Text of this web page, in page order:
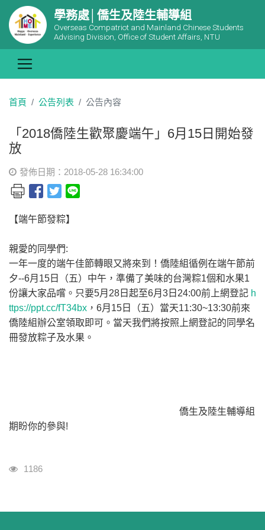
學務處│僑生及陸生輔導組
Overseas Compatriot and Mainland Chinese Students
Advising Division, Office of Student Affairs, NTU
首頁 公告列表 公告內容
「2018僑陸生歡聚慶端午」6月15日開始發
放
發佈日期：2018-05-28 16:34:00
【端午節發粽】
親愛的同學們:
一年一度的端午佳節轉眼又將來到！僑陸組循例在端午節前
夕--6月15日（五）中午，準備了美味的台灣粽1個和水果1
份讓大家品嚐。只要5月28日起至6月3日24:00前上網登記 h
ttps://ppt.cc/fT34bx ，6月15日（五）當天11:30~13:30前來
僑陸組辦公室領取即可。當天我們將按照上網登記的同學名
冊發放粽子及水果。
僑生及陸生輔導組
期盼你的參與!
瀏覽人次
1186